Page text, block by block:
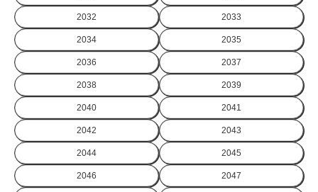
2032 2033
2034 2035
2036 2037
2038 2039
2040 2041
2042 2043
2044 2045
2046 2047